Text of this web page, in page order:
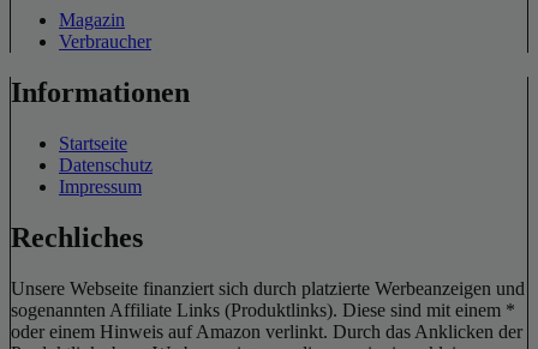
Magazin
Verbraucher
Informationen
Startseite
Datenschutz
Impressum
Rechliches
Unsere Webseite finanziert sich durch platzierte Werbeanzeigen und
sogenannten Affiliate Links (Produktlinks). Diese sind mit einem *
oder einem Hinweis auf Amazon verlinkt. Durch das Anklicken der